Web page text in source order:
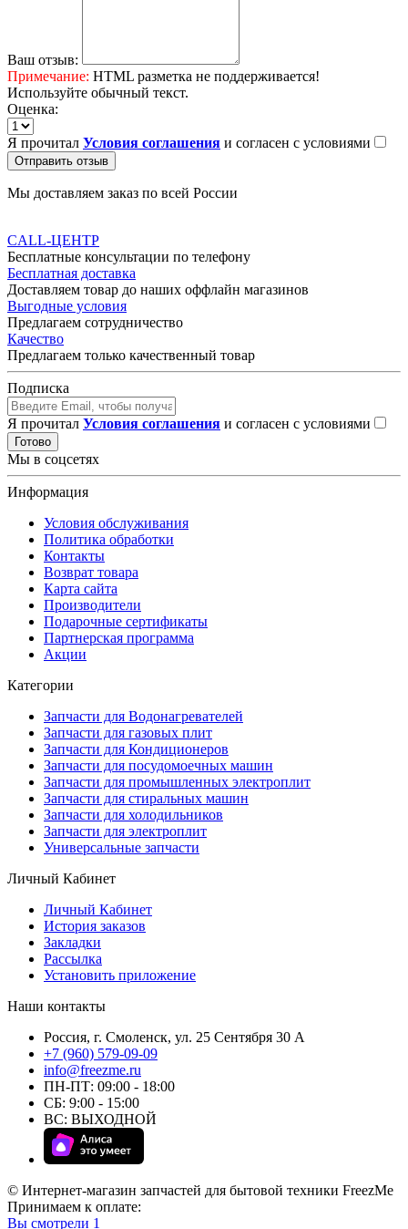
Ваш отзыв:
Примечание: HTML разметка не поддерживается!
Используйте обычный текст.
Оценка:
Я прочитал Условия соглашения и согласен с условиями
Отправить отзыв
Мы доставляем заказ по всей России
CALL-ЦЕНТР
Бесплатные консультации по телефону
Бесплатная доставка
Доставляем товар до наших оффлайн магазинов
Выгодные условия
Предлагаем сотрудничество
Качество
Предлагаем только качественный товар
Подписка
Я прочитал Условия соглашения и согласен с условиями
Готово
Мы в соцсетях
Информация
Условия обслуживания
Политика обработки
Контакты
Возврат товара
Карта сайта
Производители
Подарочные сертификаты
Партнерская программа
Акции
Категории
Запчасти для Водонагревателей
Запчасти для газовых плит
Запчасти для Кондиционеров
Запчасти для посудомоечных машин
Запчасти для промышленных электроплит
Запчасти для стиральных машин
Запчасти для холодильников
Запчасти для электроплит
Универсальные запчасти
Личный Кабинет
Личный Кабинет
История заказов
Закладки
Рассылка
Установить приложение
Наши контакты
Россия, г. Смоленск, ул. 25 Сентября 30 А
+7 (960) 579-09-09
info@freezme.ru
ПН-ПТ: 09:00 - 18:00
СБ: 9:00 - 15:00
ВС: ВЫХОДНОЙ
© Интернет-магазин запчастей для бытовой техники FreezMe
Принимаем к оплате:
Вы смотрели 1